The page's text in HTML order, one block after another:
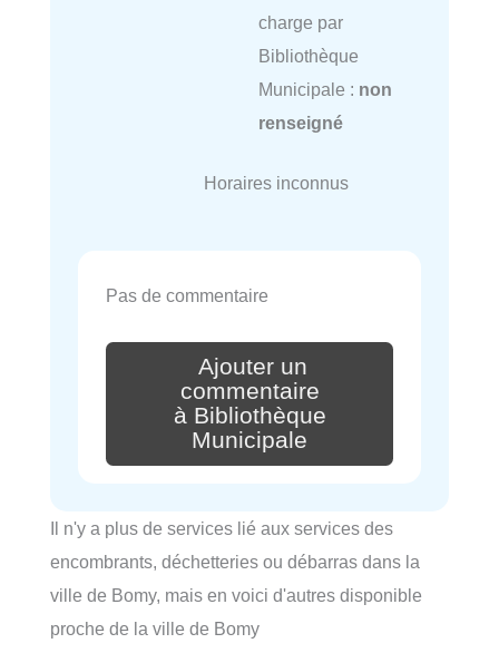
charge par
Bibliothèque
Municipale : non
renseigné
Horaires inconnus
Pas de commentaire
Ajouter un
commentaire
à Bibliothèque
Municipale
Il n'y a plus de services lié aux services des
encombrants, déchetteries ou débarras dans la
ville de Bomy, mais en voici d'autres disponible
proche de la ville de Bomy